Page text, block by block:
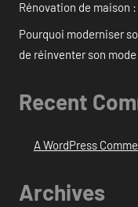
Rénovation de maison
Pourquoi moderniser
de réinventer son
Recent
A WordPress
Archives